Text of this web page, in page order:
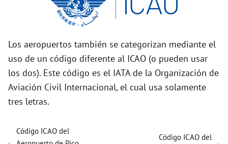
Los aeropuertos también se categorizan mediante el
uso de un código diferente al ICAO (o pueden usar
los dos). Este código es el IATA de la Organización de
Aviación Civil Internacional, el cual usa solamente
tres letras.
Código ICAO del
Código ICAO del